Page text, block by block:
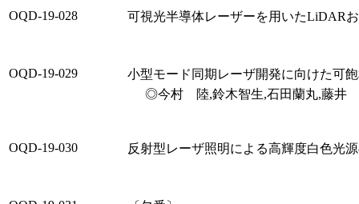
OQD-19-028 可視光半導体レーザーを用いたLiDAR
OQD-19-029
小型モード同期レーザ開発に向けた可
◎今村 陸,鈴木智生,石田蘭丸,藤井
OQD-19-030 反射型レーザ照明による高輝度白色光